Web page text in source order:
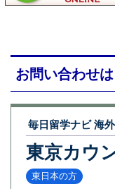
お問い合わせ
毎日留学ナビ 海
東京カウ
東日本の方